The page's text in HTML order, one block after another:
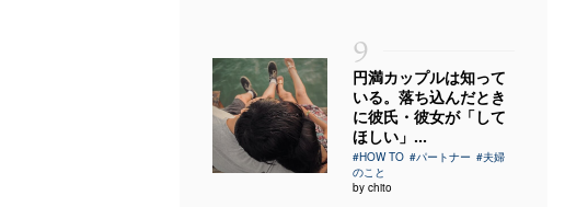
9
円満カップルは知って
いる。落ち込んだとき
に彼氏・彼女が「して
ほしい」...
#HOW TO #パートナー #夫婦
のこと
by chito